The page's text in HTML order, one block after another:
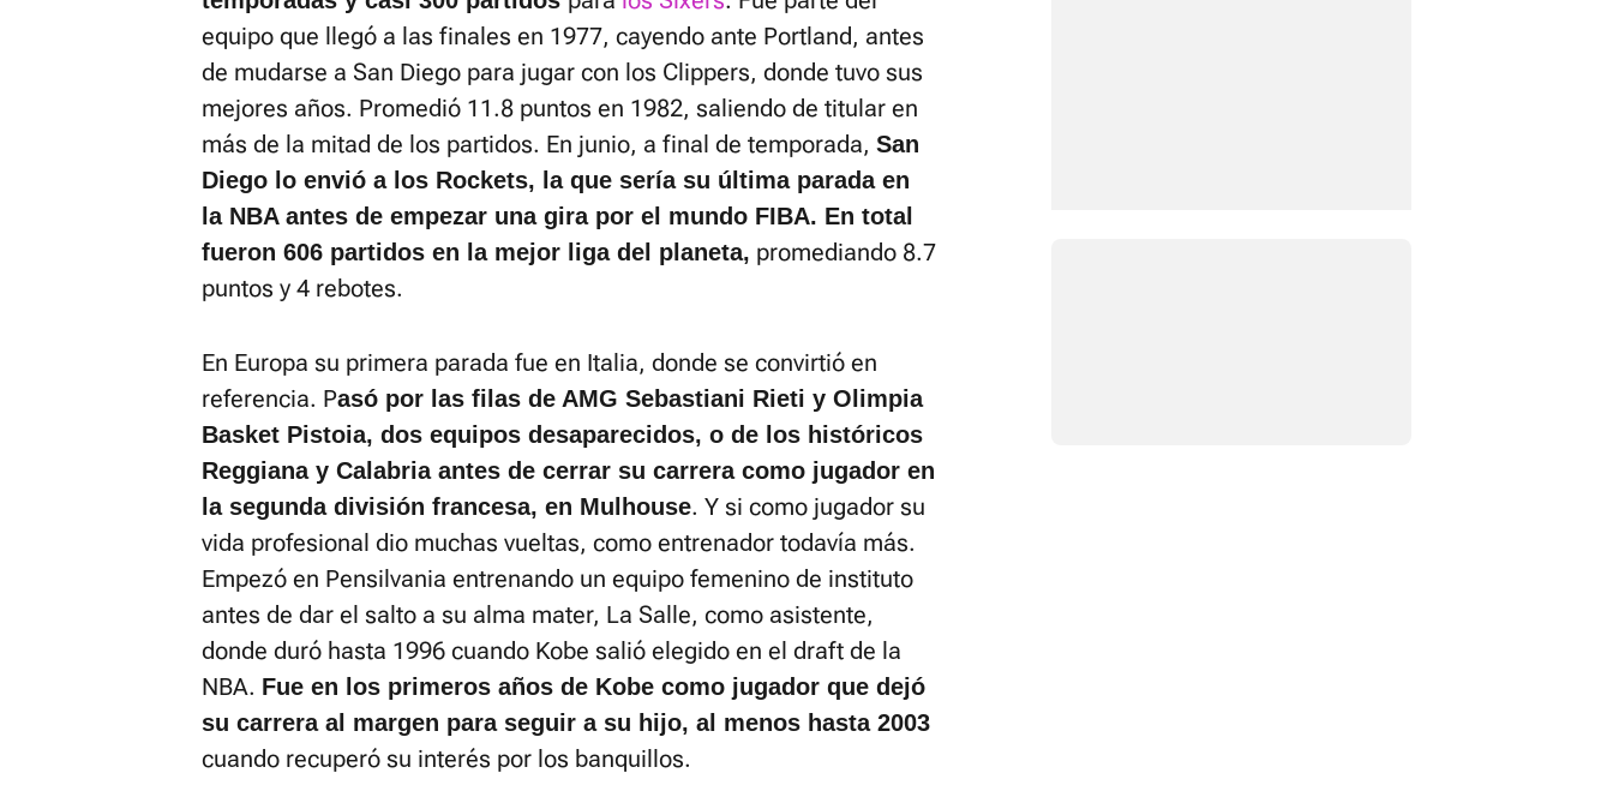
equipo que llegó a las finales en 1977, cayendo ante Portland, antes
de mudarse a San Diego para jugar con los Clippers, donde tuvo sus
mejores años. Promedió 11.8 puntos en 1982, saliendo de titular en
más de la mitad de los partidos. En junio, a final de temporada, San
Diego lo envió a los Rockets, la que sería su última parada en
la NBA antes de empezar una gira por el mundo FIBA. En total
fueron 606 partidos en la mejor liga del planeta, promediando 8.7
puntos y 4 rebotes.
En Europa su primera parada fue en Italia, donde se convirtió en
referencia. Pasó por las filas de AMG Sebastiani Rieti y Olimpia
Basket Pistoia, dos equipos desaparecidos, o de los históricos
Reggiana y Calabria antes de cerrar su carrera como jugador en
la segunda división francesa, en Mulhouse. Y si como jugador su
vida profesional dio muchas vueltas, como entrenador todavía más.
Empezó en Pensilvania entrenando un equipo femenino de instituto
antes de dar el salto a su alma mater, La Salle, como asistente,
donde duró hasta 1996 cuando Kobe salió elegido en el draft de la
NBA. Fue en los primeros años de Kobe como jugador que dejó
su carrera al margen para seguir a su hijo, al menos hasta 2003
cuando recuperó su interés por los banquillos.